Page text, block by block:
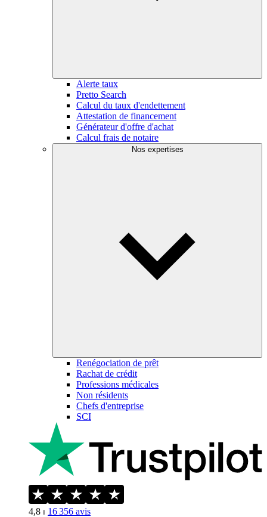
Alerte taux
Pretto Search
Calcul du taux d'endettement
Attestation de financement
Générateur d'offre d'achat
Calcul frais de notaire
Nos expertises
Renégociation de prêt
Rachat de crédit
Professions médicales
Non résidents
Chefs d'entreprise
SCI
4,8 ⏐ 16 356 avis